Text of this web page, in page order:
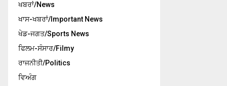
ਖਬਰਾਂ/News
ਖਾਸ-ਖਬਰਾਂ/Important News
ਖੇਡ-ਜਗਤ/Sports News
ਫਿਲਮ-ਸੰਸਾਰ/Filmy
ਰਾਜਨੀਤੀ/Politics
ਵਿਅੰਗ